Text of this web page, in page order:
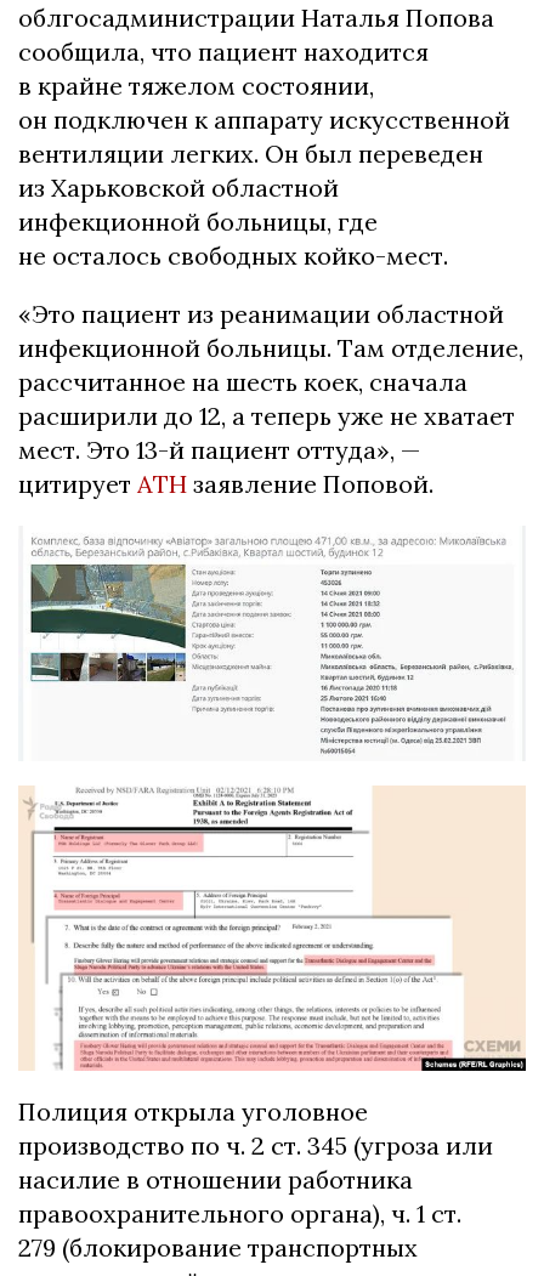
облгосадминистрации Наталья Попова
сообщила, что пациент находится
в крайне тяжелом состоянии,
он подключен к аппарату искусственной
вентиляции легких. Он был переведен
из Харьковской областной
инфекционной больницы, где
не осталось свободных койко-мест.
«Это пациент из реанимации областной
инфекционной больницы. Там отделение,
рассчитанное на шесть коек, сначала
расширили до 12, а теперь уже не хватает
мест. Это 13-й пациент оттуда», —
цитирует АТН заявление Поповой.
Полиция открыла уголовное
производство по ч. 2 ст. 345 (угроза или
насилие в отношении работника
правоохранительного органа), ч. 1 ст.
279 (блокирование транспортных